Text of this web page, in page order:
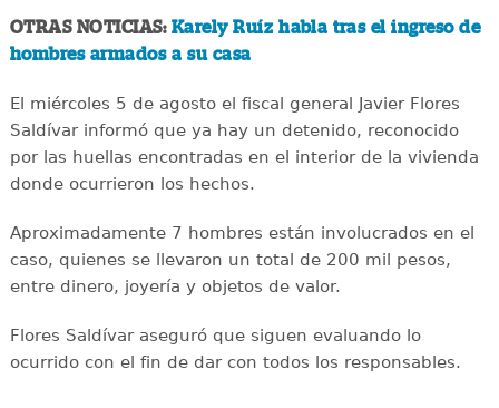
OTRAS NOTICIAS: Karely Ruíz habla tras el ingreso de
hombres armados a su casa
El miércoles 5 de agosto el fiscal general Javier Flores
Saldívar informó que ya hay un detenido, reconocido
por las huellas encontradas en el interior de la vivienda
donde ocurrieron los hechos.
Aproximadamente 7 hombres están involucrados en el
caso, quienes se llevaron un total de 200 mil pesos,
entre dinero, joyería y objetos de valor.
Flores Saldívar aseguró que siguen evaluando lo
ocurrido con el fin de dar con todos los responsables.